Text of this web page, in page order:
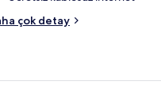
çok detay